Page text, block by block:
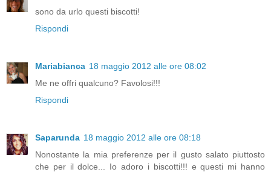
sono da urlo questi biscotti!
Rispondi
Mariabianca 18 maggio 2012 alle ore 08:02
Me ne offri qualcuno? Favolosi!!!
Rispondi
Saparunda 18 maggio 2012 alle ore 08:18
Nonostante la mia preferenze per il gusto salato piuttosto
che per il dolce... Io adoro i biscotti!!! e questi mi hanno